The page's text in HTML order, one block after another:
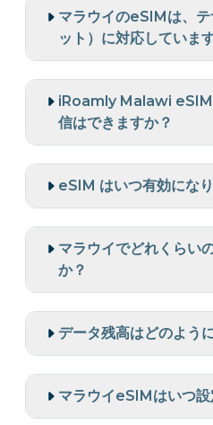
マラウイのeSIMは、
ット）に対応していま
iRoamly Malawi eSIM
信はできますか？
eSIM はいつ有効にな
マラウイでどれくらい
か？
データ残高はどのよう
マラウイeSIMはいつ設